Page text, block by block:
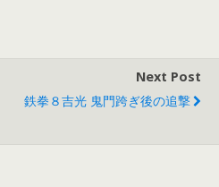
Next Post
鉄拳８吉光 鬼門跨ぎ後の追撃